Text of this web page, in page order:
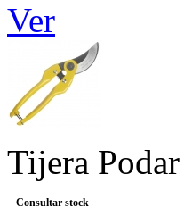
Ver
Tijera
Consultar stock